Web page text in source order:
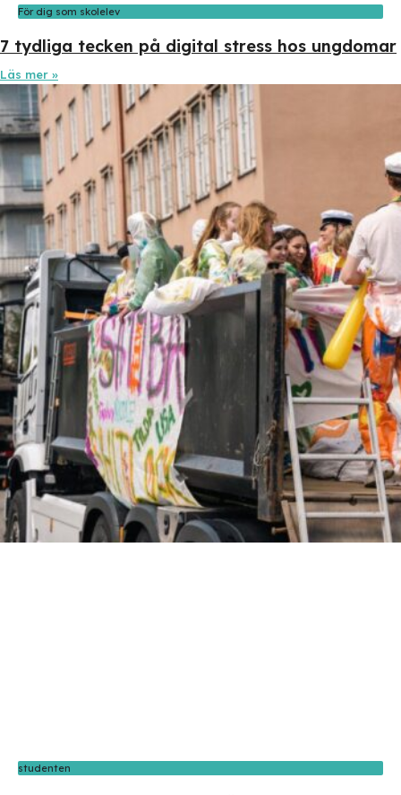
För dig som skolelev
7 tydliga tecken på digital stress hos ungdomar
Läs mer »
studenten